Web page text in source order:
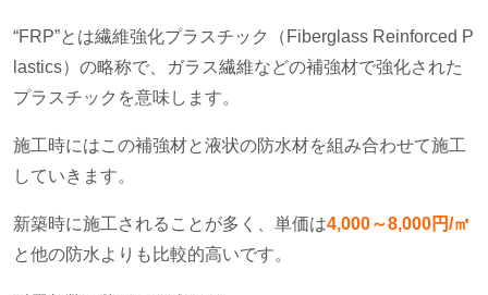
“FRP”とは繊維強化プラスチック（ Fiberglass Reinforced P
lastics）の略称で、ガラス繊維などの補強材で強化された
プラスチックを意味します。
施工時にはこの補強材と液状の防水材を組み合わせて施工
していきます。
新築時に施工されることが多く、単価は4,000～8,000円/㎡
と他の防水よりも比較的高いです。